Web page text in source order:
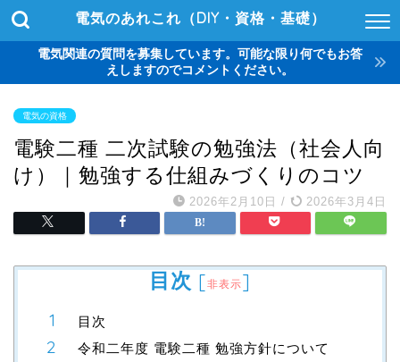
電気のあれこれ（DIY・資格・基礎）
電気関連の質問を募集しています。可能な限り何でもお答
えしますのでコメントください。
電気の資格
電験二種 二次試験の勉強法（社会人向
け）｜勉強する仕組みづくりのコツ
2026年2月10日 / 2026年3月4日
目次 [非表示]
目次
令和二年度 電験二種 勉強方針について